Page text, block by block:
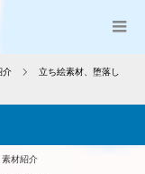
介
立ち絵素材、堕落し
素材紹介